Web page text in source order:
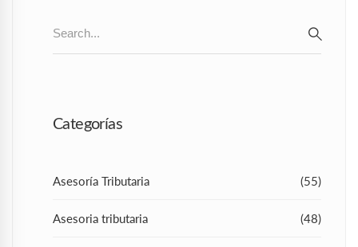
for:
Categorías
Asesoría Tributaria (55)
Asesoria tributaria (48)